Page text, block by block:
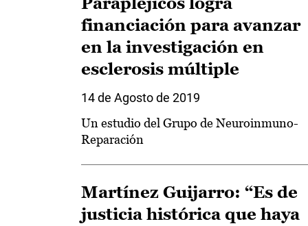
financiación para avanzar
en la investigación en
esclerosis múltiple
14 de Agosto de 2019
Un estudio del Grupo de Neuroinmuno-
Reparación
Martínez Guijarro: “Es de
justicia histórica que haya